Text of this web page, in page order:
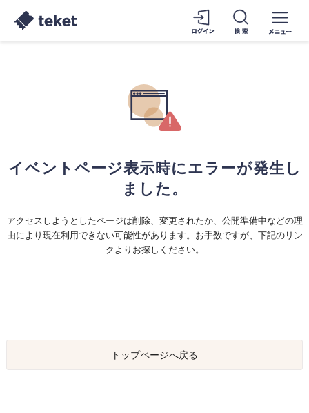
イベントページ表示時にエラーが発生し
ました。
アクセスしようとしたページは削除、変更されたか、公開準備中などの理
由により現在利用できない可能性があります。お手数ですが、下記のリン
クよりお探しください。
トップページへ戻る